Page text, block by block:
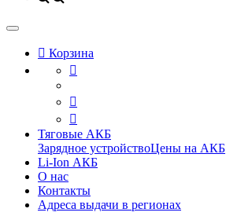
Корзина
Тяговые АКБ
Зарядное устройствоЦены на АКБ
Li-Ion АКБ
О нас
Контакты
Адреса выдачи в регионах